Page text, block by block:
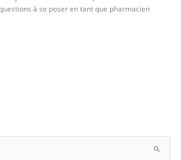
à se poser en tant que pharmacien